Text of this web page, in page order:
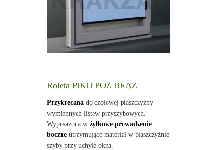
Roleta PIKO POZ BRĄZ
Przykręcanado czołowej płaszczyzny
wymiennych listew przyszybowych.
Wyposażona w żyłkowe prowadzenie
boczneutrzymujące materiał w płaszczyźnie
szyby przy uchyle okna.